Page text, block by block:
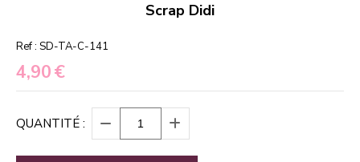
Scrap Didi
Ref : SD-TA-C-141
4,90€
QUANTITÉ :